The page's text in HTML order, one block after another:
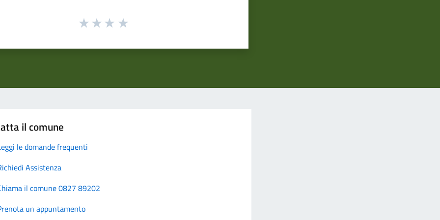
il comune
le domande frequenti
Assistenza
il comune 0827 89202
un appuntamento